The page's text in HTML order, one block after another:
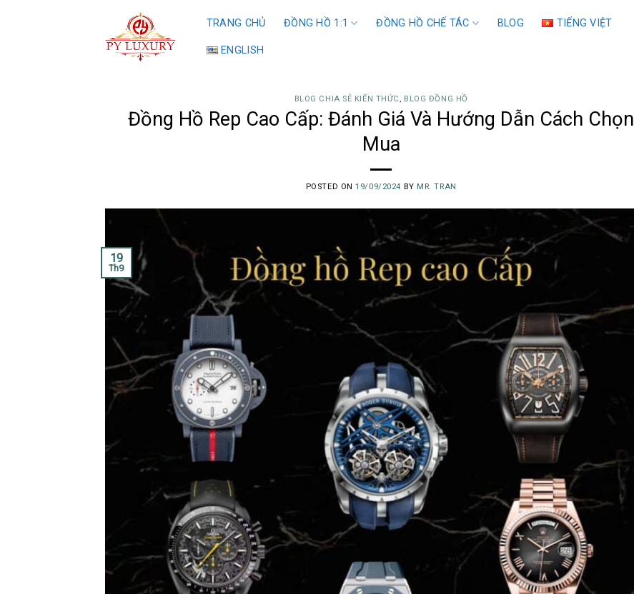
TRANG CHỦ ĐỒNG HỒ 1:1 ĐỒNG HỒ CHẾ TÁC BLOG TIẾNG VIỆT
ENGLISH
BLOG CHIA SẺ KIẾN THỨC , BLOG ĐỒNG HỒ
Đồng Hồ Rep Cao Cấp: Đánh Giá Và Hướng Dẫn Cách Chọn
Mua
POSTED ON19/09/2024 BY MR. TRAN
19
Th9